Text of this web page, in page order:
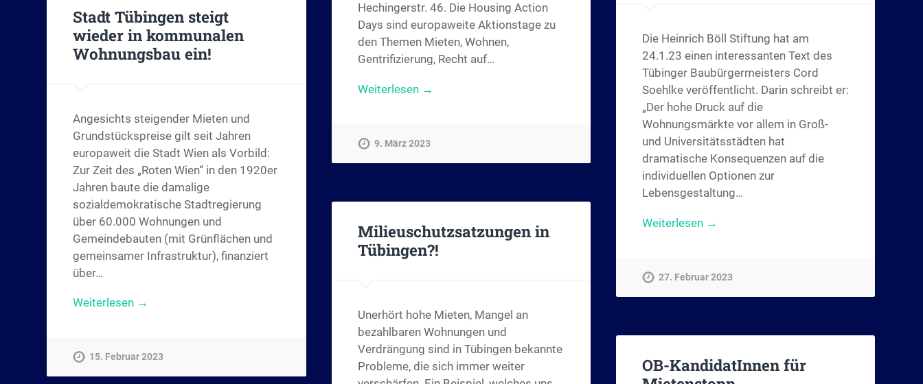
Hechingerstr. 46. Die Housing Action
Days sind europaweite Aktionstage zu
den Themen Mieten, Wohnen,
Gentrifizierung, Recht auf…
Weiterlesen →
9. März 2023
Die Heinrich Böll Stiftung hat am
24.1.23 einen interessanten Text des
Tübinger Baubürgermeisters Cord
Soehlke veröffentlicht. Darin schreibt er:
„Der hohe Druck auf die
Wohnungsmärkte vor allem in Groß-
und Universitätsstädten hat
dramatische Konsequenzen auf die
individuellen Optionen zur
Lebensgestaltung…
Weiterlesen →
27. Februar 2023
Stadt Tübingen steigt
wieder in kommunalen
Wohnungsbau ein!
Angesichts steigender Mieten und
Grundstückspreise gilt seit Jahren
europaweit die Stadt Wien als Vorbild:
Zur Zeit des „Roten Wien“ in den 1920er
Jahren baute die damalige
sozialdemokratische Stadtregierung
über 60.000 Wohnungen und
Gemeindebauten (mit Grünflächen und
gemeinsamer Infrastruktur), finanziert
über…
Weiterlesen →
15. Februar 2023
Milieuschutzsatzungen in
Tübingen?!
Unerhört hohe Mieten, Mangel an
bezahlbaren Wohnungen und
Verdrängung sind in Tübingen bekannte
Probleme, die sich immer weiter
OB-KandidatInnen für